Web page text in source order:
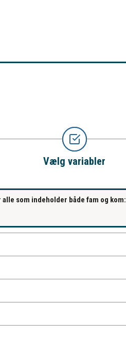
Vælg variabler
som indeholder både fam og kom: